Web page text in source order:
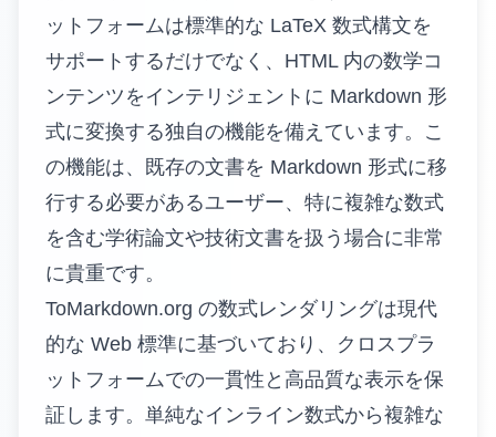
ットフォームは標準的な LaTeX 数式構文を
サポートするだけでなく、HTML 内の数学コ
ンテンツをインテリジェントに Markdown 形
式に変換する独自の機能を備えています。こ
の機能は、既存の文書を Markdown 形式に移
行する必要があるユーザー、特に複雑な数式
を含む学術論文や技術文書を扱う場合に非常
に貴重です。
ToMarkdown.org の数式レンダリングは現代
的な Web 標準に基づいており、クロスプラ
ットフォームでの一貫性と高品質な表示を保
証します。単純なインライン数式から複雑な